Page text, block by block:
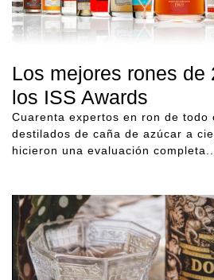
Los mejores rones de
los ISS Awards
Cuarenta expertos en ron de todo
destilados de caña de azúcar a
hicieron una evaluación